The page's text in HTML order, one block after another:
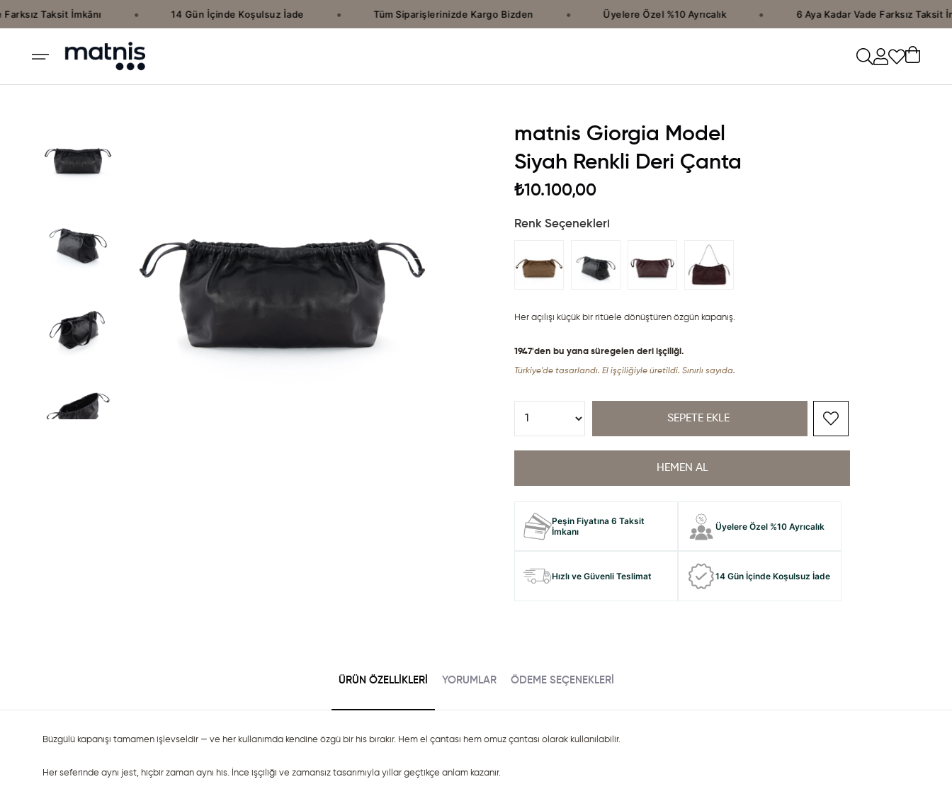
Taksit İmkânı 14 Gün İçinde Koşulsuz İade Tüm Siparişlerinizde Kargo Bizden Üyelere Özel %10 Ayrıcalık 6 Aya Kadar Vade Farksız Taksit
›
matnis Giorgia Model
Siyah Renkli Deri Çanta
₺10.100,00
Renk Seçenekleri
Her açılışı küçük bir ritüele dönüştüren özgün kapanış.
1947'den bu yana süregelen deri işçiliği.
Türkiye'de tasarlandı. El işçiliğiyle üretildi. Sınırlı sayıda.
Peşin Fiyatına 6 Taksit
İmkanı
Üyelere Özel %10 Ayrıcalık
Hızlı ve Güvenli Teslimat 14 Gün İçinde Koşulsuz İade
ÜRÜN ÖZELLIKLERI YORUMLAR ÖDEME SEÇENEKLERI
Büzgülü kapanışı tamamen işlevseldir — ve her kullanımda kendine özgü bir his bırakır. Hem el çantası hem omuz çantası olarak kullanılabilir.
Her seferinde aynı jest, hiçbir zaman aynı his. İnce işçiliği ve zamansız tasarımıyla yıllar geçtikçe anlam kazanır.